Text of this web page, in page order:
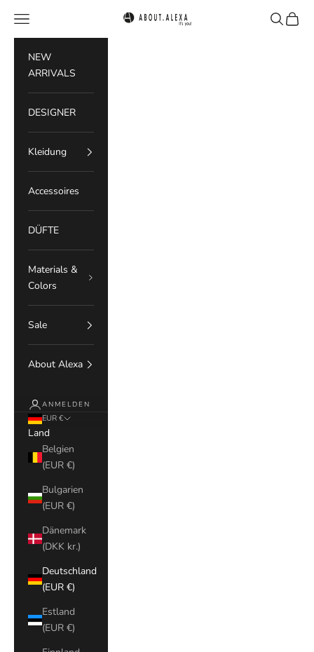
ABOUT.ALEXA
Menü Suchen
NEW
ARRIVALS
DESIGNER
Kleidung
Accessoires
DÜFTE
Materials &
Colors
Sale
About Alexa
ANMELDEN
EUR €
Land
Belgien
(EUR €)
Bulgarien
(EUR €)
Dänemark
(DKK kr.)
Deutschland
(EUR €)
Estland
(EUR €)